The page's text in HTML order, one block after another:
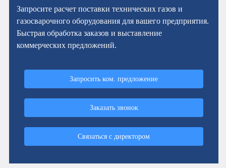
Запросите расчет поставки технических газов и
газосварочного оборудования для вашего предприятия.
Быстрая обработка заказов и выставление
коммерческих предложений.
Запросить ком. предложение
Заказать звонок
Связаться с директором